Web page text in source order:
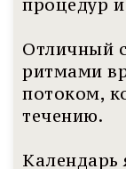
процедур
Отличный
ритмами
потоком,
течению.
Календарь